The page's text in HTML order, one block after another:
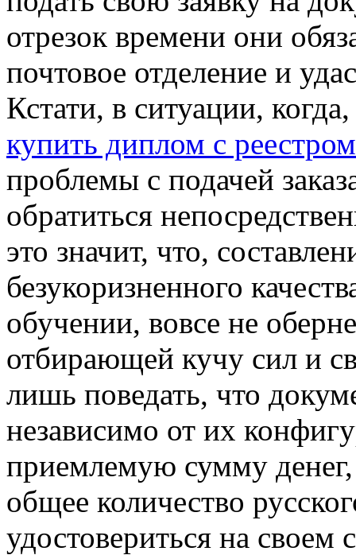
отрезок времени они
почтовое отделение и
Кстати, в ситуации,
купить диплом с реестром
проблемы с подачей
обратиться
это значит, что,
безукоризненного
обучении, вовсе не
отбирающей кучу сил и
лишь поведать, что
независимо от их
приемлемую сумму
общее количество
удостовериться на своем